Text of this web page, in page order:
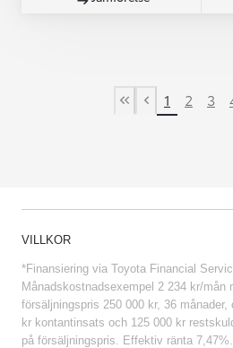
First Page
Previous
1 2 3
VILLKOR
*Finansiering via Toyota Financial
Månadskostnadsexempel 2 234 kr/mån
försäljningspris 250 000 kr, 36
kr kontantinsats och 125 000 kr
på försäljningspris. Effektiv ränta